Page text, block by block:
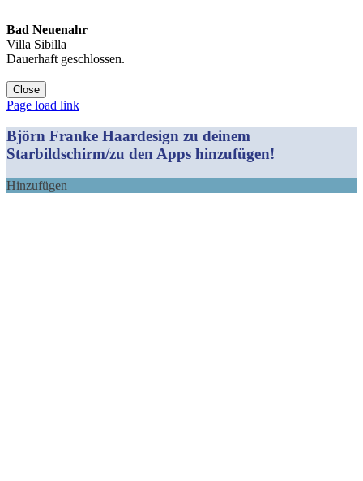
Bad Neuenahr
Villa Sibilla
Dauerhaft geschlossen.
Close
Facebook
Instagram
YouTube
Yelp
WhatsApp
E-
Page load link
Björn Franke Haardesign zu deinem
Starbildschirm/zu den Apps hinzufügen!
Hinzufügen